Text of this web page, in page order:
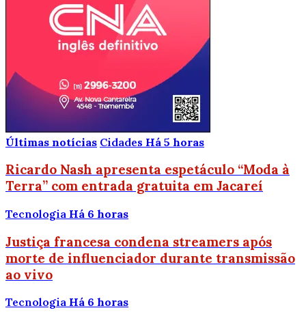
Últimas notícias Cidades Há 5 horas
Ricardo Nash apresenta espetáculo “Moda à
Terra” com entrada gratuita em Jacareí
Tecnologia Há 6 horas
Justiça francesa condena streamers após
morte de influenciador durante transmissão
ao vivo
Tecnologia Há 6 horas